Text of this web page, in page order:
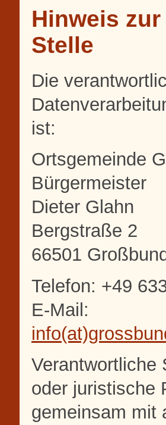
Hinweis
Stelle
Die
ist:
Ortsgemeinde
Bürgermeister
Dieter Glahn
Bergstraße 2
66501
Telefon: +49
E-Mail:
Verantwortliche
oder juristische
gemeinsam mit